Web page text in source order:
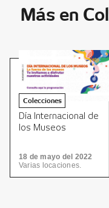
Más en
Colecciones
Día Internacional de
los Museos
18 de mayo del 2022
Varias locaciones.